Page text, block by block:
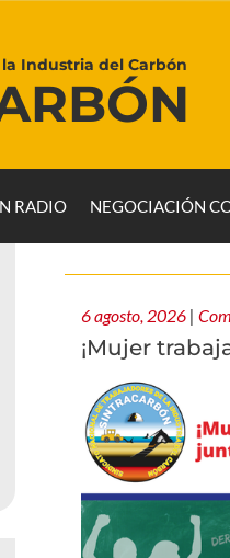
Industria del Carbón
RADIO NEGOCIACIÓN
6 agosto, 2026 |
¡Mujer